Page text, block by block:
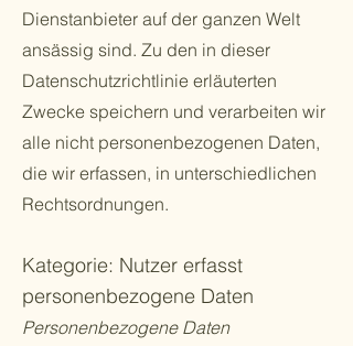
Dienstanbieter auf der ganzen Welt
ansässig sind. Zu den in dieser
Datenschutzrichtlinie erläuterten
Zwecke speichern und verarbeiten wir
alle nicht personenbezogenen Daten,
die wir erfassen, in unterschiedlichen
Rechtsordnungen.
Kategorie: Nutzer erfasst
personenbezogene Daten
Personenbezogene Daten